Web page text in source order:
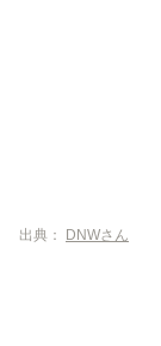
出典： DNWさん